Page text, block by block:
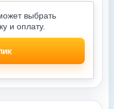
выбрать
и оплату.